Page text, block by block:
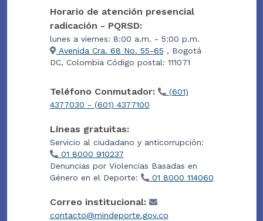
Horario de atención presencial
radicación - PQRSD:
lunes a viernes: 8:00 a.m. - 5:00 p.m.
Avenida Cra. 68 No. 55-65 , Bogotá
DC, Colombia Código postal: 111071
Teléfono Conmutador:
(601)
4377030 - (601) 4377100
Líneas gratuitas:
Servicio al ciudadano y anticorrupción:
01 8000 910237
Denuncias por Violencias Basadas en
Género en el Deporte:
01 8000 114060
Correo institucional:
contacto@mindeporte.gov.co